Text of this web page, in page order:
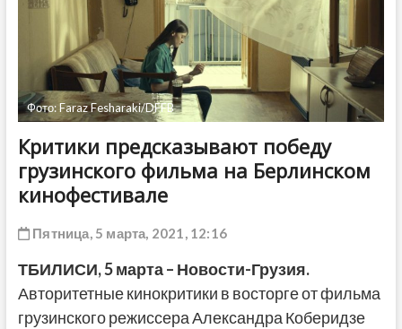
Фото: Faraz Fesharaki/DFFB
Критики предсказывают победу
грузинского фильма на Берлинском
кинофестивале
Пятница, 5 марта, 2021, 12:16
ТБИЛИСИ, 5 марта – Новости-Грузия.
Авторитетные кинокритики в восторге от фильма
грузинского режиссера Александра Коберидзе